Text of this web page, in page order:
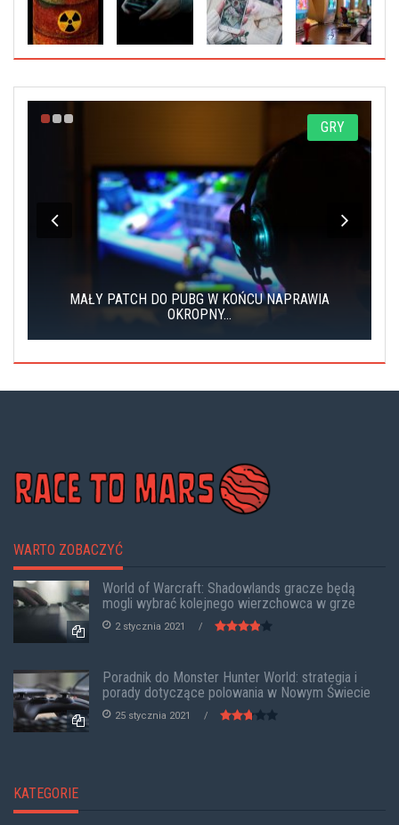
GRY
MAŁY PATCH DO PUBG W KOŃCU NAPRAWIA
OKROPNY...
WARTO ZOBACZYĆ
World of Warcraft: Shadowlands gracze będą
mogli wybrać kolejnego wierzchowca w grze
2 stycznia 2021
Poradnik do Monster Hunter World: strategia i
porady dotyczące polowania w Nowym Świecie
25 stycznia 2021
KATEGORIE